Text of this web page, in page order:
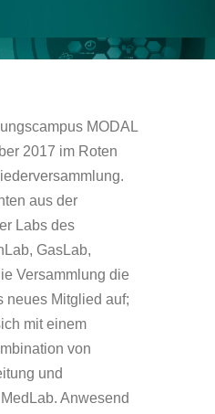
MODAL
2017 im Roten
aus der
Labs des
GasLab,
Versammlung die
neues Mitglied auf;
mit einem
von
und
Anwesend